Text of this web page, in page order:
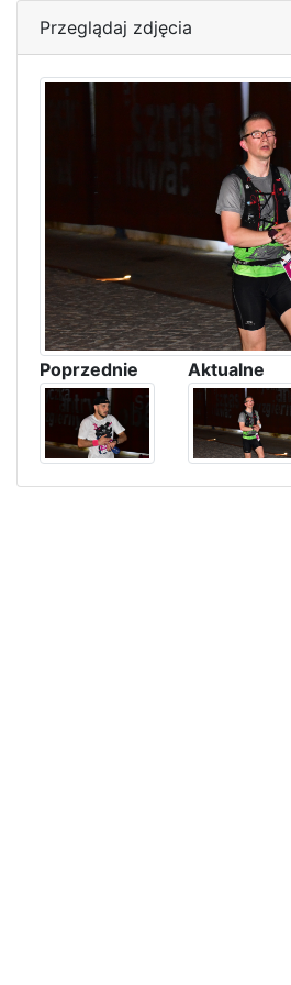
Przeglądaj zdjęcia
Poprzednie Aktualne